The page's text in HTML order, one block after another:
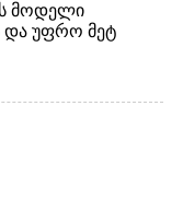
მოდელი
და უფრო მეტ